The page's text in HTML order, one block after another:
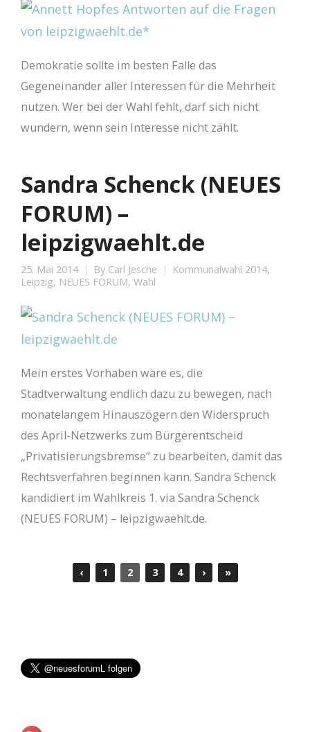
Demokratie sollte im besten Falle das
Gegeneinander aller Interessen für die Mehrheit
nutzen. Wer bei der Wahl fehlt, darf sich nicht
wundern, wenn sein Interesse nicht zählt.
Sandra Schenck (NEUES
FORUM) –
leipzigwaehlt.de
25. Mai 2014 By Carl Jesche Kommunalwahl 2014,
Leipzig, NEUES FORUM, Wahl
Mein erstes Vorhaben wäre es, die
Stadtverwaltung endlich dazu zu bewegen, nach
monatelangem Hinauszögern den Widerspruch
des April-Netzwerks zum Bürgerentscheid
„Privatisierungsbremse“ zu bearbeiten, damit das
Rechtsverfahren beginnen kann. Sandra Schenck
kandidiert im Wahlkreis 1. via Sandra Schenck
(NEUES FORUM) – leipzigwaehlt.de.
‹ 1 2 3 4 › »